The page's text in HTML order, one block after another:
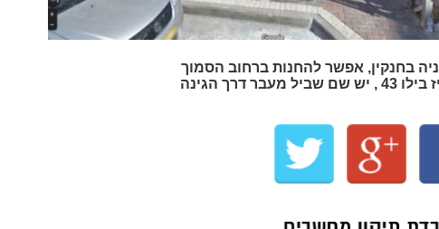
בחנקין, אפשר להחנות ברחוב הסמוך
ברחוב בילו, לשים בוייז בילו 43 , יש שם שביל מעבר דרך הגינה